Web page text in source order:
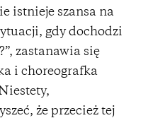
istnieje szansa na
gdy dochodzi
zastanawia się
i choreografka
że przecież tej